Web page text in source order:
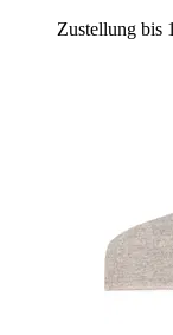
Zustellung bis